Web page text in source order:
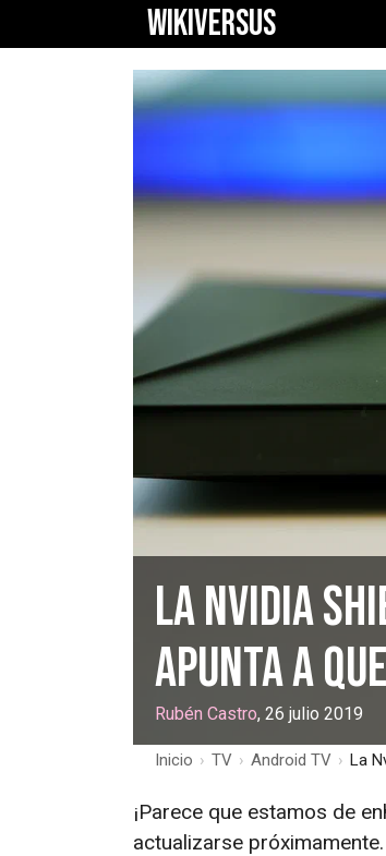
WIKIVERSUS
La Nvidia
apunta a
Rubén Castro, 26 julio 2019
Inicio › TV › Android TV › La
¡Parece que estamos de
actualizarse próximamente.